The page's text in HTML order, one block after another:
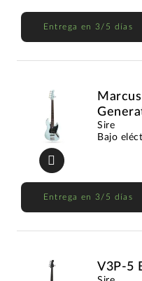
Entrega en 3/5 días
Sire
Bajo
Entrega en 3/5 días
V3P-5